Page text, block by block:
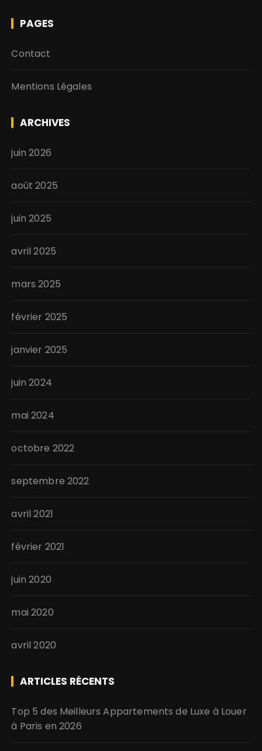
PAGES
Contact
Mentions Légales
ARCHIVES
juin 2026
août 2025
juin 2025
avril 2025
mars 2025
février 2025
janvier 2025
juin 2024
mai 2024
octobre 2022
septembre 2022
avril 2021
février 2021
juin 2020
mai 2020
avril 2020
ARTICLES RÉCENTS
Top 5 des Meilleurs Appartements de Luxe à Louer
à Paris en 2026